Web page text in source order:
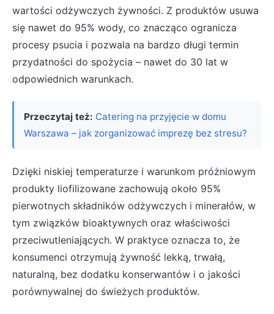
wartości odżywczych żywności. Z produktów usuwa
się nawet do 95% wody, co znacząco ogranicza
procesy psucia i pozwala na bardzo długi termin
przydatności do spożycia – nawet do 30 lat w
odpowiednich warunkach.
Przeczytaj też: Catering na przyjęcie w domu
Warszawa – jak zorganizować imprezę bez stresu?
Dzięki niskiej temperaturze i warunkom próżniowym
produkty liofilizowane zachowują około 95%
pierwotnych składników odżywczych i minerałów, w
tym związków bioaktywnych oraz właściwości
przeciwutleniających. W praktyce oznacza to, że
konsumenci otrzymują żywność lekką, trwałą,
naturalną, bez dodatku konserwantów i o jakości
porównywalnej do świeżych produktów.